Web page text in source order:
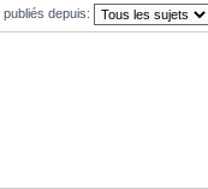
depuis: